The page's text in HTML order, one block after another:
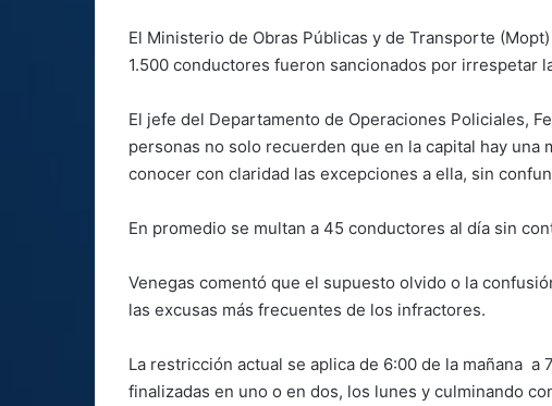
El Ministerio de Obras Públicas y de Transporte
1.500 conductores fueron sancionados por irrespetar
El jefe del Departamento de Operaciones Policiales,
personas no solo recuerden que en la capital hay una
conocer con claridad las excepciones a ella, sin
En promedio se multan a 45 conductores al día sin
Venegas comentó que el supuesto olvido o la
las excusas más frecuentes de los infractores.
La restricción actual se aplica de 6:00 de la mañana a
finalizadas en uno o en dos, los lunes y culminando